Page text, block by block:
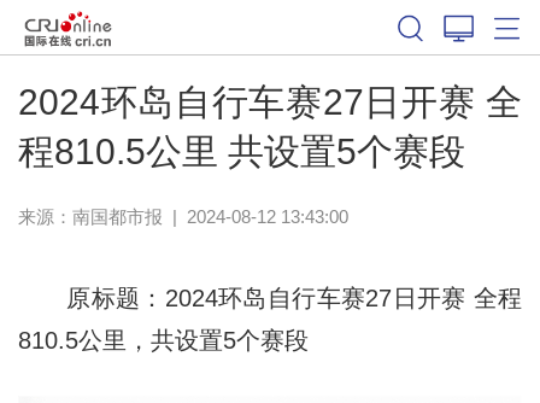
2024环岛自行车赛27日开赛 全
程810.5公里 共设置5个赛段
来源： 南国都市报 | 2024-08-12 13:43:00
原标题：2024环岛自行车赛27日开赛 全程
810.5公里，共设置5个赛段